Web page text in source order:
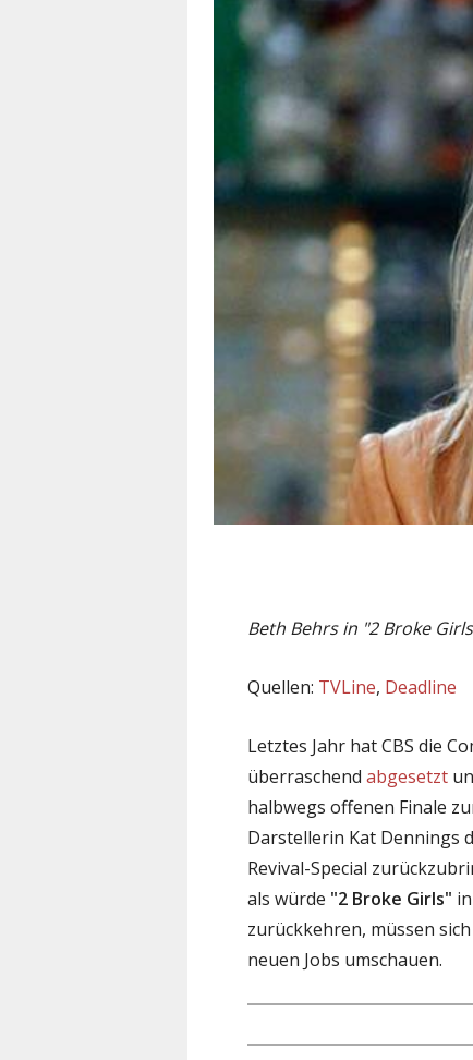
Beth Behrs in "2 Broke
Quellen: TVLine, Deadline
Letztes Jahr hat CBS die
überraschend abgesetzt
halbwegs offenen Finale
Darstellerin Kat Dennings
Revival-Special
als würde "2 Broke Girls"
zurückkehren, müssen
neuen Jobs umschauen.